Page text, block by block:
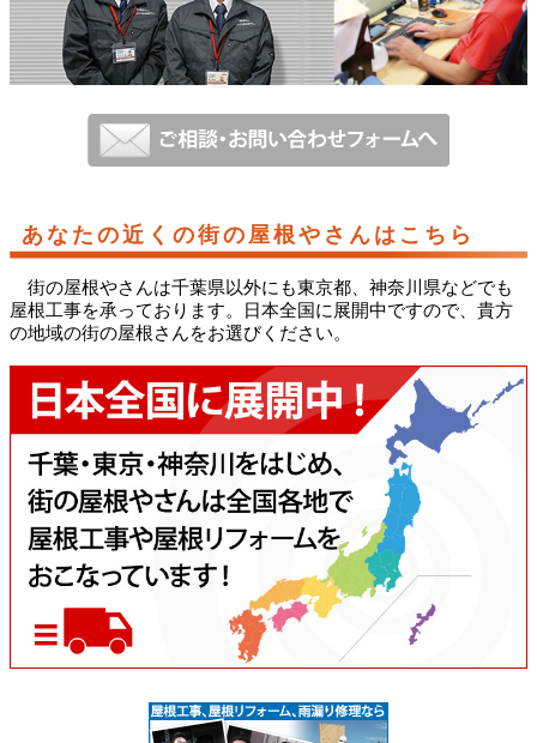
あなたの近くの街の屋根やさんはこちら
街の屋根やさんは千葉県以外にも東京都、神奈川県などでも
屋根工事を承っております。日本全国に展開中ですので、貴方
の地域の街の屋根さんをお選びください。